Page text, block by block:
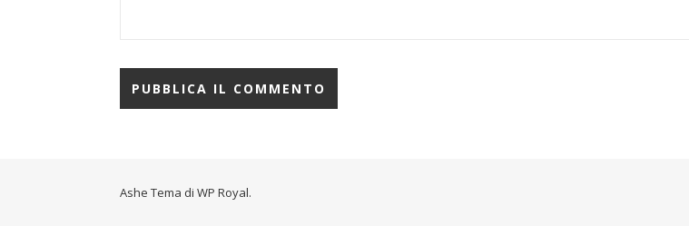
Ashe Tema di WP Royal.